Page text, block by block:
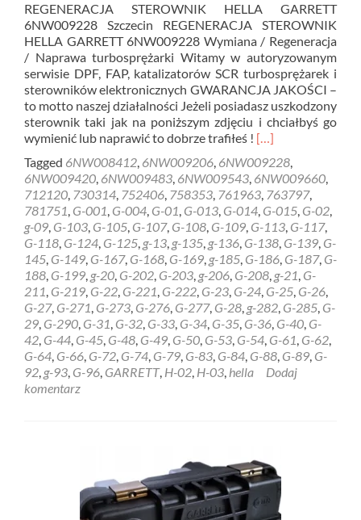
REGENERACJA STEROWNIK HELLA GARRETT
6NW009228 Szczecin REGENERACJA STEROWNIK
HELLA GARRETT 6NW009228 Wymiana / Regeneracja
/ Naprawa turbosprężarki Witamy w autoryzowanym
serwisie DPF, FAP, katalizatorów SCR turbosprężarek i
sterowników elektronicznych GWARANCJA JAKOŚCI –
to motto naszej działalności Jeżeli posiadasz uszkodzony
sterownik taki jak na poniższym zdjęciu i chciałbyś go
wymienić lub naprawić to dobrze trafiłeś ! Read
about
REGENERACJA
STEROWNIK
HELLA
GARRETT
6NW009228
Szczecin
[…]
Tagged 6NW008412, 6NW009206, 6NW009228,
6NW009420, 6NW009483, 6NW009543, 6NW009660,
712120, 730314, 752406, 758353, 761963, 763797,
781751, G-001, G-004, G-01, G-013, G-014, G-015, G-02,
g-09, G-103, G-105, G-107, G-108, G-109, G-113, G-117,
G-118, G-124, G-125, g-13, g-135, g-136, G-138, G-139, G-
145, G-149, G-167, G-168, G-169, g-185, G-186, G-187, G-
188, G-199, g-20, G-202, G-203, g-206, G-208, g-21, G-
211, G-219, G-22, G-221, G-222, G-23, G-24, G-25, G-26,
G-27, G-271, G-273, G-276, G-277, G-28, g-282, G-285, G-
29, G-290, G-31, G-32, G-33, G-34, G-35, G-36, G-40, G-
42, G-44, G-45, G-48, G-49, G-50, G-53, G-54, G-61, G-62,
G-64, G-66, G-72, G-74, G-79, G-83, G-84, G-88, G-89, G-
92, g-93, G-96, GARRETT, H-02, H-03, hella
Dodaj
komentarz